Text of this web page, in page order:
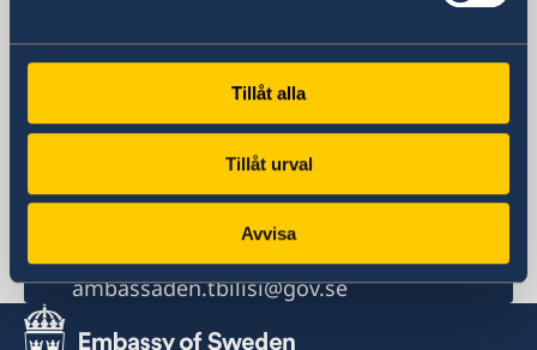
Tillåt alla
Tillåt urval
Avvisa
15 Kipshidze street
Embassy of Sweden
15, Kipshidze Street (Vake region)
Phone
+995 32 255 03 20
Email
ambassaden.tbilisi@gov.se